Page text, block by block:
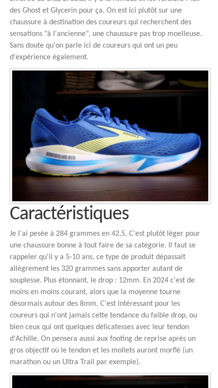
des Ghost et Glycerin pour ça. On est ici plutôt sur une
chaussure à destination des coureurs qui recherchent des
sensations "à l'ancienne", une chaussure pas trop moelleuse.
Sans doute qu'on parle ici de coureurs qui ont un peu
d'expérience également.
Caractéristiques
Je l'ai pesée à 284 grammes en 42,5. C'est plutôt léger pour
une chaussure bonne à tout faire de sa catégorie. Il faut se
rappeler qu'il y a 5-10 ans, ce type de produit dépassait
allègrement les 320 grammes sans apporter autant de
souplesse. Plus étonnant, le drop : 12mm. En 2024 c'est de
moins en moins courant, alors que la moyenne tourne
désormais autour des 8mm. C'est intéressant pour les
coureurs qui n'ont jamais cette tendance du faible drop, ou
bien ceux qui ont quelques délicatesses avec leur tendon
d'Achille. On pensera aussi aux footing de reprise après un
gros objectif où le tendon et les mollets auront morflé (un
marathon ou un Ultra Trail par exemple).